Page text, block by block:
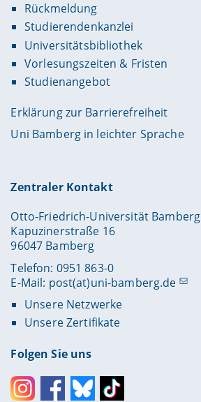
Rückmeldung
Studierendenkanzlei
Universitätsbibliothek
Vorlesungszeiten & Fristen
Studienangebot
Erklärung zur Barrierefreiheit
Uni Bamberg in leichter Sprache
Zentraler Kontakt
Otto-Friedrich-Universität Bamberg
Kapuzinerstraße 16
96047 Bamberg
Telefon: 0951 863-0
E-Mail: post(at)uni-bamberg.de
Unsere Netzwerke
Unsere Zertifikate
Folgen Sie uns